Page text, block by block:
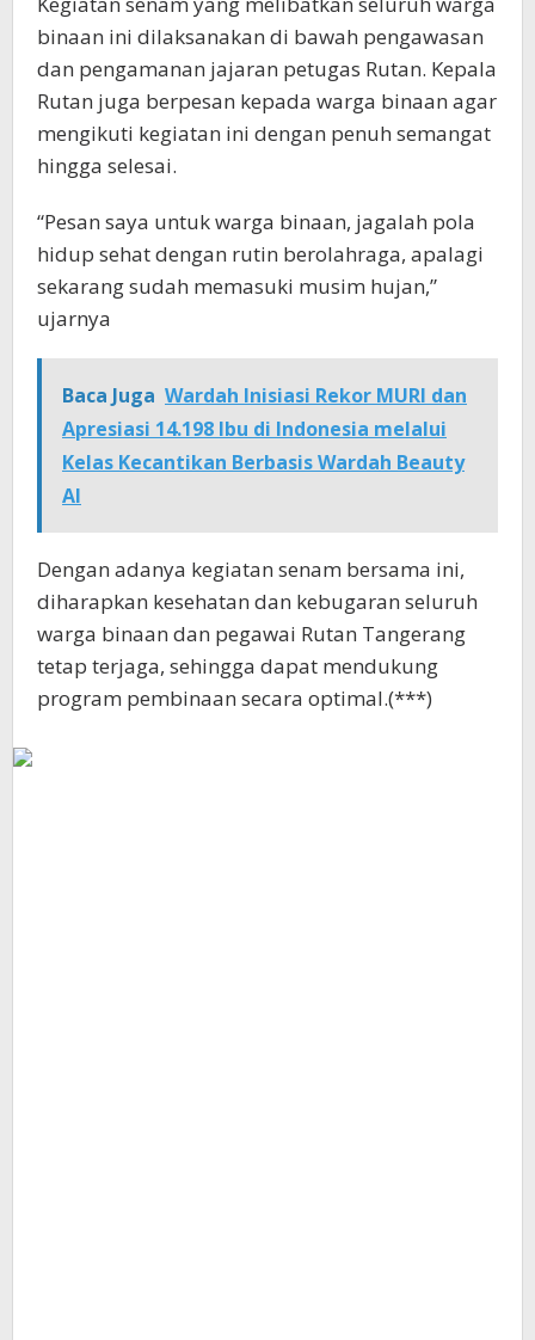
binaan ini dilaksanakan di bawah pengawasan
dan pengamanan jajaran petugas Rutan. Kepala
Rutan juga berpesan kepada warga binaan agar
mengikuti kegiatan ini dengan penuh semangat
hingga selesai.
“Pesan saya untuk warga binaan, jagalah pola
hidup sehat dengan rutin berolahraga, apalagi
sekarang sudah memasuki musim hujan,”
ujarnya
Baca Juga Wardah Inisiasi Rekor MURI dan
Apresiasi 14.198 Ibu di Indonesia melalui
Kelas Kecantikan Berbasis Wardah Beauty
AI
Dengan adanya kegiatan senam bersama ini,
diharapkan kesehatan dan kebugaran seluruh
warga binaan dan pegawai Rutan Tangerang
tetap terjaga, sehingga dapat mendukung
program pembinaan secara optimal.(***)